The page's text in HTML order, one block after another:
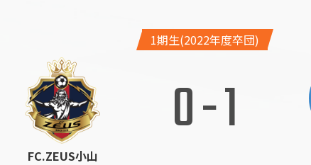
1期生(2022年度卒団)
FC.ZEUS小山
0-1